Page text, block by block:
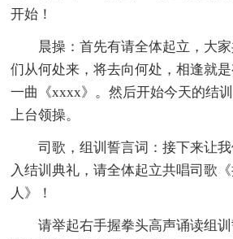
开始！
晨操：首先有请全体起立，大
们从何处来，将去向何处，相逢就
一曲《xxxx》。然后开始今天的结
上台领操。
司歌，组训誓言词：接下来让
入结训典礼，请全体起立共唱司歌
人》！
请举起右手握拳头高声诵读组